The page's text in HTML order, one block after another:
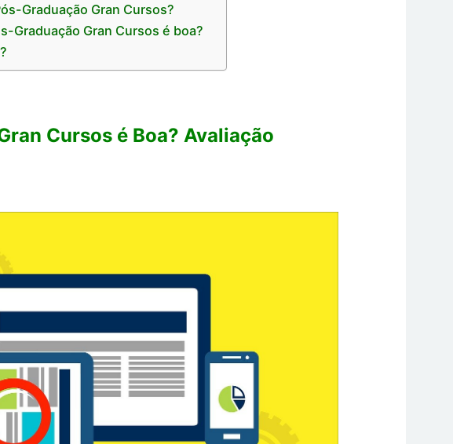
Graduação Gran Cursos?
Graduação Gran Cursos é boa?
Cursos é Boa? Avaliação